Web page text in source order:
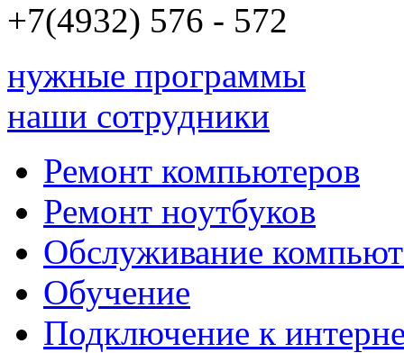
+7(4932) 576 - 572
нужные программы
наши сотрудники
Ремонт компьютеров
Ремонт ноутбуков
Обслуживание
Обучение
Подключение к